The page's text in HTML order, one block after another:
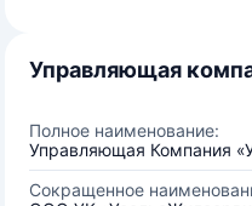
Управляющая
Полное наименование:
Управляющая Компания
Сокращенное